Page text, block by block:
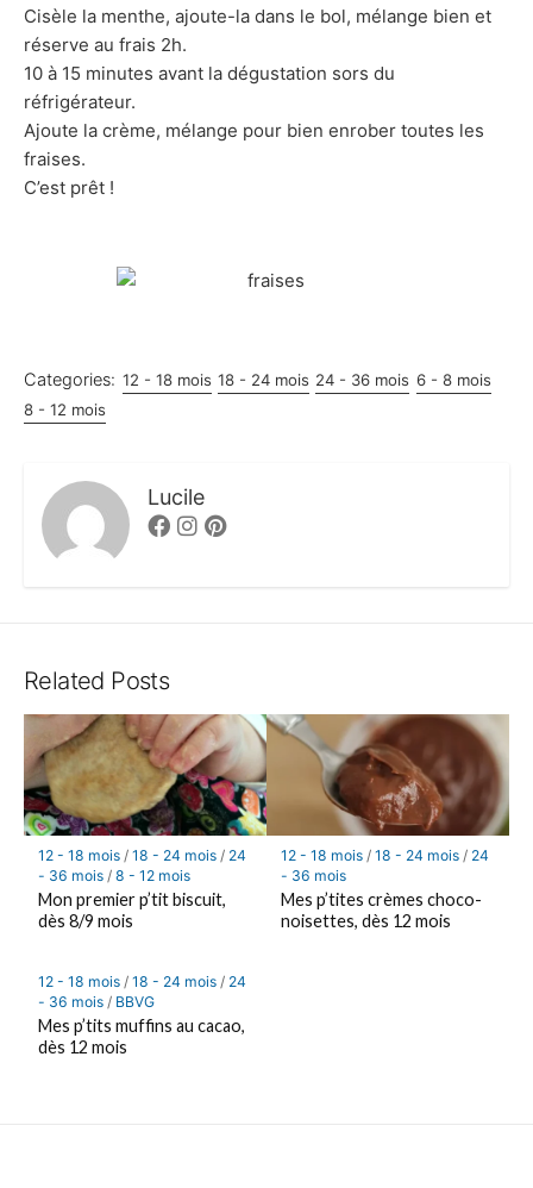
Cisèle la menthe, ajoute-la dans le bol, mélange bien et
réserve au frais 2h.
10 à 15 minutes avant la dégustation sors du
réfrigérateur.
Ajoute la crème, mélange pour bien enrober toutes les
fraises.
C’est prêt !
Categories: 12 - 18 mois 18 - 24 mois 24 - 36 mois 6 - 8 mois
8 - 12 mois
Lucile
FacebookInstagram
Pinterest
Related Posts
12 - 18 mois/ 18 - 24 mois/ 24
- 36 mois/ 8 - 12 mois
Mon premier p’tit biscuit,
dès 8/9 mois
12 - 18 mois/ 18 - 24 mois/ 24
- 36 mois
Mes p’tites crèmes choco-
noisettes, dès 12 mois
12 - 18 mois/ 18 - 24 mois/ 24
- 36 mois/ BBVG
Mes p’tits muffins au cacao,
dès 12 mois